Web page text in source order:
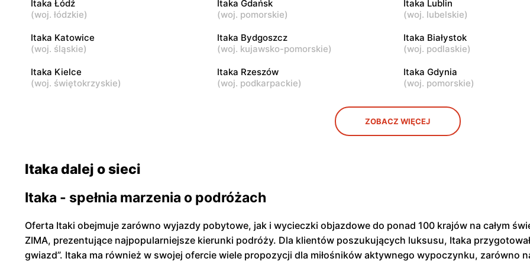
Łomianki, ul. Brukowa 25 Janki, ul. Mszczonowska 3 Piaseczno, ul. Puławska 46
Itaka
Legionowo, ul. Marsz. Józefa
Itaka
Grodzisk Mazowiecki, ul. Henryka
Itaka
Mińsk Mazowiecki, ul.
Itaka Łódź
(woj. łódzkie)
Itaka Gdańsk
(woj. pomorskie)
Itaka Lublin
(woj. lubelskie)
Itaka Katowice
(woj. śląskie)
Itaka Bydgoszcz
(woj. kujawsko-pomorskie)
Itaka Białystok
(woj. podlaskie)
Itaka Kielce
(woj. świętokrzyskie)
Itaka Rzeszów
(woj. podkarpackie)
Itaka Gdynia
(woj. pomorskie)
ZOBACZ WIĘCEJ
Itaka dalej o sieci
Itaka - spełnia marzenia o podróżach
Oferta Itaki obejmuje zarówno wyjazdy pobytowe, jak i wycieczki objazdowe do ponad 100 krajów na całym
ZIMA, prezentujące najpopularniejsze kierunki podróży. Dla klientów poszukujących luksusu, Itaka
gwiazd”. Itaka ma również w swojej ofercie wiele propozycji dla miłośników aktywnego wypoczynku, zarówno